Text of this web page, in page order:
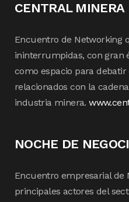
CENTRAL MINERA
Encuentro de Networking
ininterrumpidas, con gran
como espacio para
relacionados con la
industria minera.
NOCHE DE
Encuentro empresarial de
principales actores del